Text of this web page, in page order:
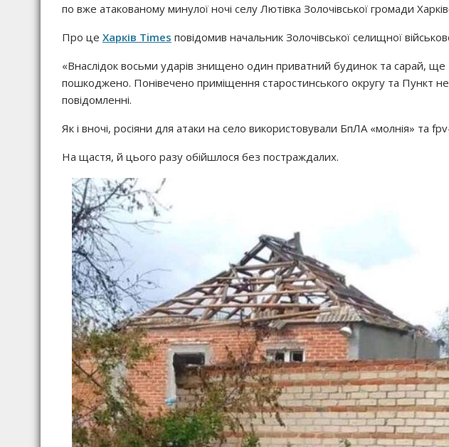
по вже атакованому минулої ночі селу Лютівка Золочівської громади
Про це Харків Times повідомив начальник Золочівської селищної
«Внаслідок восьми ударів знищено один приватний будинок та сарай, ще
пошкоджено. Понівечено приміщення старостинського округу та Пункт
повідомленні.
Як і вночі, росіяни для атаки на село використовували БпЛА «молнія» та
На щастя, й цього разу обійшлося без постраждалих.